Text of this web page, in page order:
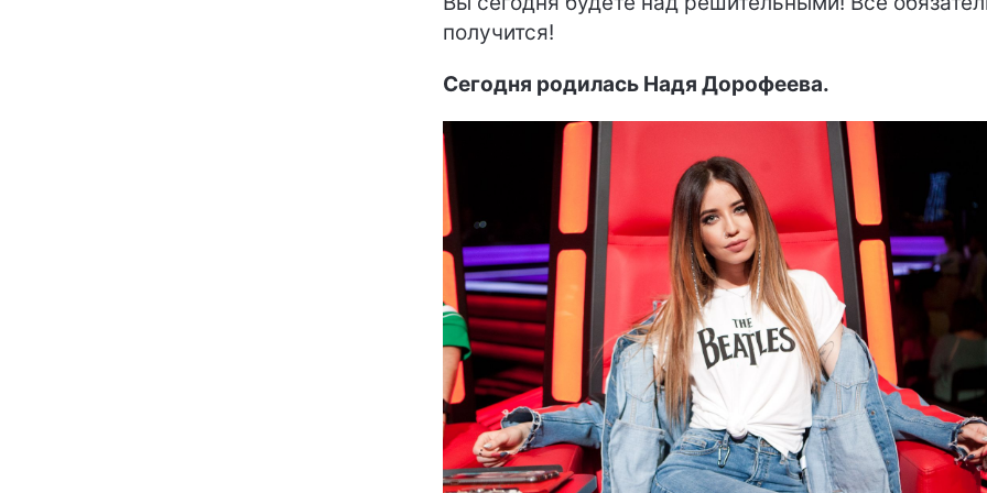
получится!
Сегодня родилась Надя Дорофеева.